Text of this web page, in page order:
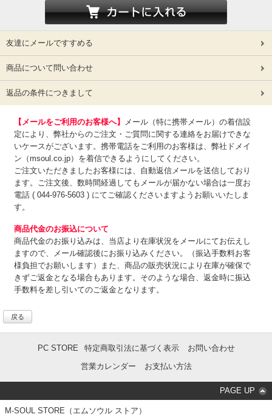
友達にメールですすめる
商品について問い合わせ
返品の条件につきまして
【メールをご利用のお客様へ】
メール（特に携帯メール）の着信設
定により、弊社からのご注文・ご質問に関する連絡をお届けできな
いケースがございます。携帯電話をご利用のお客様は、弊社ドメイ
ン（msoul.co.jp）を着信できるようにしてください。
ご注文いただきましたお客様には、自動返信メールを送信しており
ます。ご注文後、数時間経過してもメールが届かない場合は一度お
電話 ( 044-976-5603 ) にてご確認くださいますようお願いいたしま
す。
商品代金のお振込について
商品代金のお振り込みは、 当店より在庫状況をメールにてお伝えし
ますので、メール確認後にお振り込みください。（振込手数料お客
様負担でお願いします）また、商品の販売状況により在庫が確保で
きずご返金となる場合もあります。そのような場合、返金時に振込
手数料を差し引いてのご返金となります。
戻る
PC STORE 特定商取引法に基づく表示
お問い合わせ
営業カレンダー
お支払い方法
PAGE UP
M-SOUL STORE（エムソウル ストア）